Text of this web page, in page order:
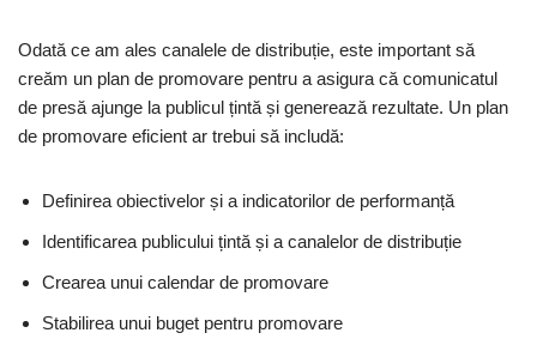
Odată ce am ales canalele de distribuție, este important să
creăm un plan de promovare pentru a asigura că comunicatul
de presă ajunge la publicul țintă și generează rezultate. Un plan
de promovare eficient ar trebui să includă:
Definirea obiectivelor și a indicatorilor de performanță
Identificarea publicului țintă și a canalelor de distribuție
Crearea unui calendar de promovare
Stabilirea unui buget pentru promovare